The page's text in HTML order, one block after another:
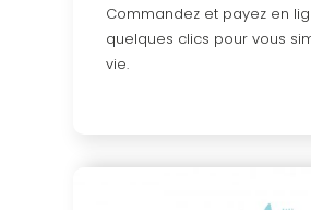
Commandez et payez en
quelques clics pour vous
vie.